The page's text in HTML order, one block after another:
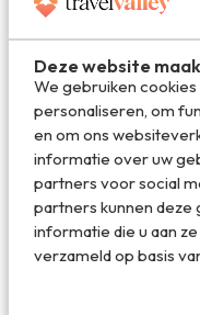
Deze website
We gebruiken
personaliseren, om
en om ons
informatie over uw
partners voor social
partners kunnen
informatie die u aan
verzameld op basis
keukens. Je deelt het
zoals in een echt
georganiseerd, zoals
filmvertoningen.En
designfiets klaar om
Deel dit